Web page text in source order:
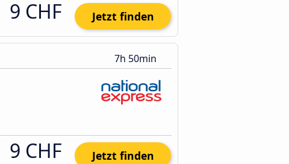
9 CHF Jetzt finden
7h 50min
9 CHF Jetzt finden